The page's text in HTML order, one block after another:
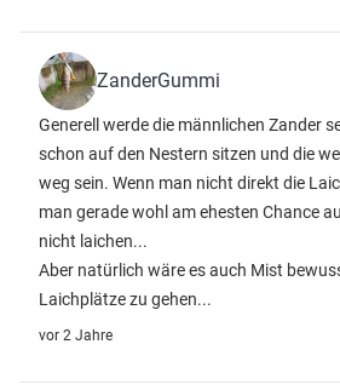
ZanderGummi
Generell werde die männlichen Zander
schon auf den Nestern sitzen und die
weg sein. Wenn man nicht direkt die
man gerade wohl am ehesten Chance
nicht laichen...
Aber natürlich wäre es auch Mist
Laichplätze zu gehen...
vor 2 Jahre